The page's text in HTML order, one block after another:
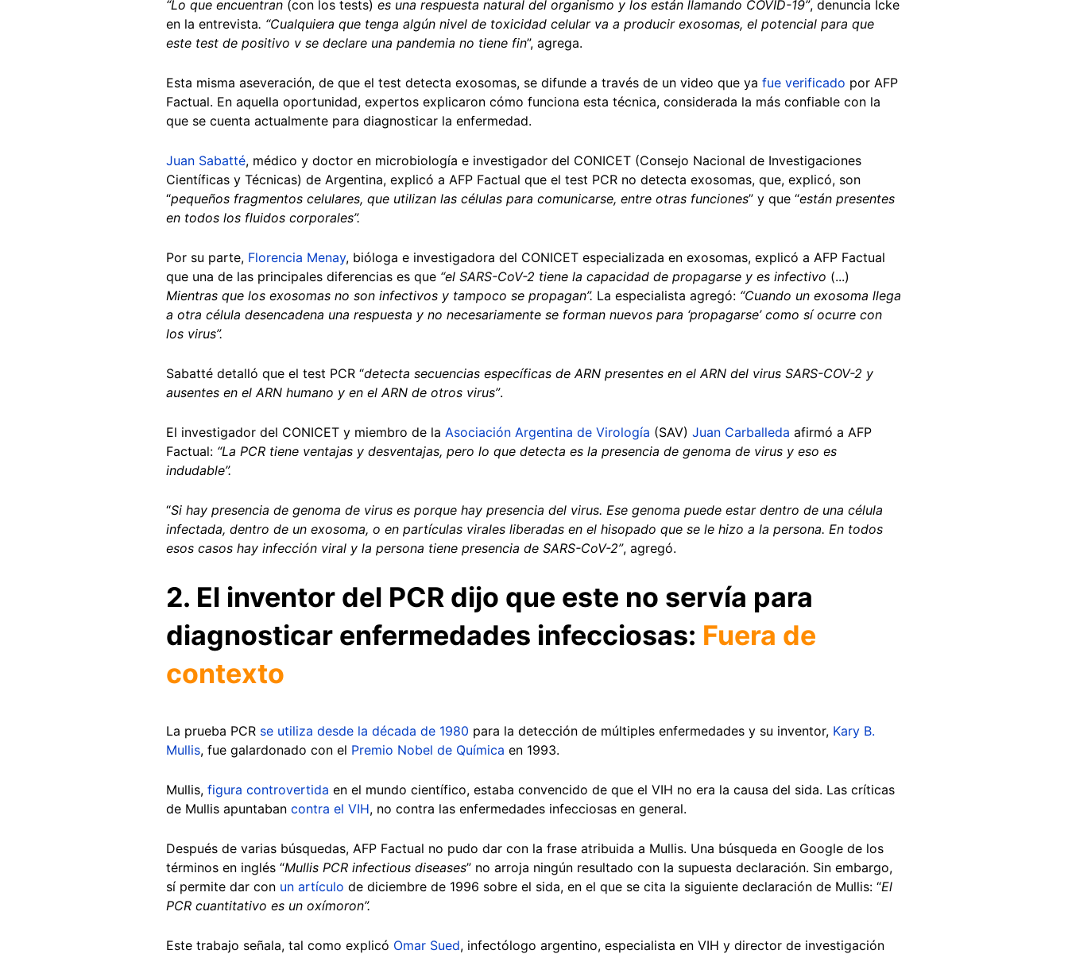
“Lo que encuentran (con los tests) es una respuesta natural del organismo y los están llamando COVID-19”, denuncia Icke
en la entrevista. “Cualquiera que tenga algún nivel de toxicidad celular va a producir exosomas, el potencial para que
este test de positivo v se declare una pandemia no tiene fin”, agrega.
Esta misma aseveración, de que el test detecta exosomas, se difunde a través de un video que ya fue verificado por AFP
Factual. En aquella oportunidad, expertos explicaron cómo funciona esta técnica, considerada la más confiable con la
que se cuenta actualmente para diagnosticar la enfermedad.
Juan Sabatté, médico y doctor en microbiología e investigador del CONICET (Consejo Nacional de Investigaciones
Científicas y Técnicas) de Argentina, explicó a AFP Factual que el test PCR no detecta exosomas, que, explicó, son
“pequeños fragmentos celulares, que utilizan las células para comunicarse, entre otras funciones” y que “están presentes
en todos los fluidos corporales”.
Por su parte, Florencia Menay, bióloga e investigadora del CONICET especializada en exosomas, explicó a AFP Factual
que una de las principales diferencias es que “el SARS-CoV-2 tiene la capacidad de propagarse y es infectivo (...)
Mientras que los exosomas no son infectivos y tampoco se propagan”. La especialista agregó: “Cuando un exosoma llega
a otra célula desencadena una respuesta y no necesariamente se forman nuevos para ‘propagarse’ como sí ocurre con
los virus”.
Sabatté detalló que el test PCR “detecta secuencias específicas de ARN presentes en el ARN del virus SARS-COV-2 y
ausentes en el ARN humano y en el ARN de otros virus”.
El investigador del CONICET y miembro de la Asociación Argentina de Virología (SAV) Juan Carballeda afirmó a AFP
Factual: “La PCR tiene ventajas y desventajas, pero lo que detecta es la presencia de genoma de virus y eso es
indudable”.
“Si hay presencia de genoma de virus es porque hay presencia del virus. Ese genoma puede estar dentro de una célula
infectada, dentro de un exosoma, o en partículas virales liberadas en el hisopado que se le hizo a la persona. En todos
esos casos hay infección viral y la persona tiene presencia de SARS-CoV-2”, agregó.
2. El inventor del PCR dijo que este no servía para
diagnosticar enfermedades infecciosas: Fuera de
contexto
La prueba PCR se utiliza desde la década de 1980 para la detección de múltiples enfermedades y su inventor, Kary B.
Mullis, fue galardonado con el Premio Nobel de Química en 1993.
Mullis, figura controvertida en el mundo científico, estaba convencido de que el VIH no era la causa del sida. Las críticas
de Mullis apuntaban contra el VIH, no contra las enfermedades infecciosas en general.
Después de varias búsquedas, AFP Factual no pudo dar con la frase atribuida a Mullis. Una búsqueda en Google de los
términos en inglés “Mullis PCR infectious diseases” no arroja ningún resultado con la supuesta declaración. Sin embargo,
sí permite dar con un artículo de diciembre de 1996 sobre el sida, en el que se cita la siguiente declaración de Mullis: “El
PCR cuantitativo es un oxímoron”.
Este trabajo señala, tal como explicó Omar Sued, infectólogo argentino, especialista en VIH y director de investigación